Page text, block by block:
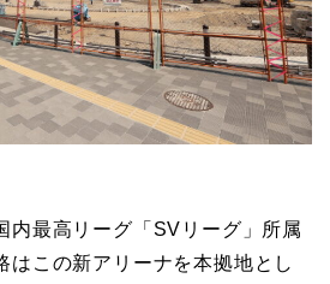
内最高リーグ「SVリーグ」所属
はこの新アリーナを本拠地とし